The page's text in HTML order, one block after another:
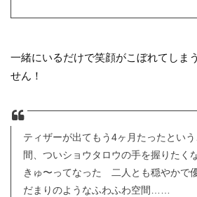
一緒にいるだけで笑顔がこぼれてしま
せん！
ティザーが出てもう4ヶ月たったとい
間、ついショウタロウの手を握りたく
きゅ〜ってなった 二人とも穏やかで
だまりのようなふわふわ空間……